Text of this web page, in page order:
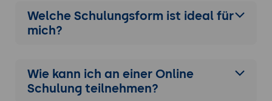
Welche Schulungsform ist ideal für
mich?
Wie kann ich an einer Online
Schulung teilnehmen?